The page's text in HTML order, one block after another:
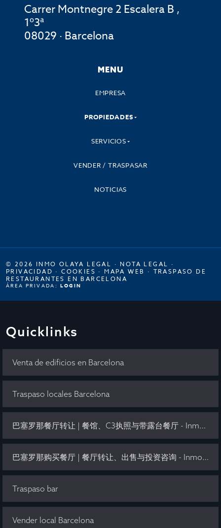
Carrer Montnegre 2 Escalera B ,
1º3ª
08029 · Barcelona
MENU
EMPRESA
PROPIEDADES
SERVICIOS
VENDER / TRASPASAR
NOTICIAS
© 2026 INMO OLAYA LEGAL · NOTA LEGAL ·
PRIVACIDAD ·COOKIES · MAPA WEB · TRASPASO DE
RESTAURANTES EN BARCELONA
ÁREA PRIVADA: LOGIN
Quicklinks
Venta de edificios en Barcelona
Traspaso locales Barcelona
巴塞罗那餐厅转让 | 餐馆、C3执照与带露台餐厅 - Inmo Olaya
巴塞罗那购买餐厅 | 餐厅转让、出售与投资咨询 - Inmo Olaya
Traspaso bar
Vender local Barcelona